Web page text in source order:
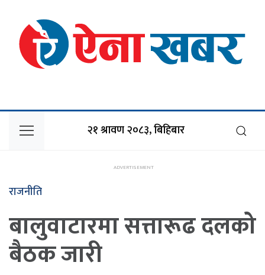
२१ श्रावण २०८३, बिहिबार
राजनीति
बालुवाटारमा सत्तारूढ दलको
बैठक जारी